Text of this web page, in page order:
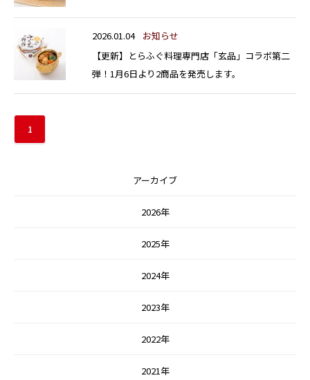
2026.01.04
お知らせ
【更新】とらふぐ料理専門店「玄品」コラボ第二
弾！1月6日より2商品を発売します。
1
アーカイブ
2026年
2025年
2024年
2023年
2022年
2021年